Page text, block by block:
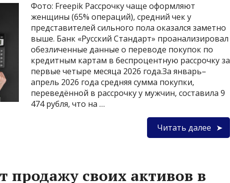
Фото: Freepik Рассрочку чаще оформляют
женщины (65% операций), средний чек у
представителей сильного пола оказался заметно
выше. Банк «Русский Стандарт» проанализировал
обезличенные данные о переводе покупок по
кредитным картам в беспроцентную рассрочку за
первые четыре месяца 2026 года.За январь–
апрель 2026 года средняя сумма покупки,
переведённой в рассрочку у мужчин, составила 9
474 рубля, что на …
Читать далее
продажу своих активов в